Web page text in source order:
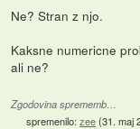
Ne? Stran z njo.
Kaksne numericne
ali ne?
Zgodovina sprememb…
spremenilo:zee(31. maj